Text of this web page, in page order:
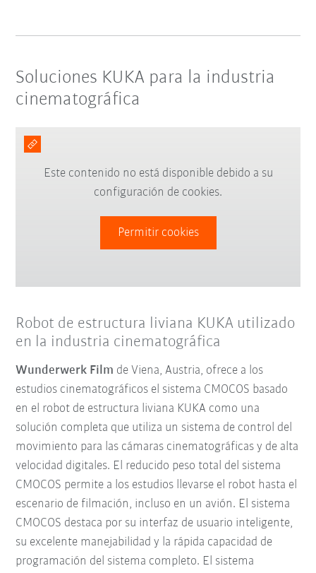
Soluciones KUKA para la industria
cinematográfica
Este contenido no está disponible debido a su
configuración de cookies.
Permitir cookies
Robot de estructura liviana KUKA utilizado
en la industria cinematográfica
Wunderwerk Film de Viena, Austria, ofrece a los
estudios cinematográficos el sistema CMOCOS basado
en el robot de estructura liviana KUKA como una
solución completa que utiliza un sistema de control del
movimiento para las cámaras cinematográficas y de alta
velocidad digitales. El reducido peso total del sistema
CMOCOS permite a los estudios llevarse el robot hasta el
escenario de filmación, incluso en un avión. El sistema
CMOCOS destaca por su interfaz de usuario inteligente,
su excelente manejabilidad y la rápida capacidad de
programación del sistema completo. El sistema